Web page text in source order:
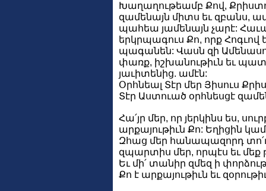
Խաղաղութեամբ Քով,
զամենայն միտս եւ զբանս,
պահեա յամենայն չարէ:
երկրպագուս Քո, որք Հոգւով
պագանեն: Վասն զի
փառք, իշխանութիւն եւ
յաւիտենից. ամէն:
Օրհնեալ Տէր մեր Յիսուս
Տէր Աստուած օրհնեսցէ
Հա՛յր մեր, որ յերկինս ես,
արքայութիւն Քո: Եղիցին
Զհաց մեր հանապազորդ
զպարտիս մեր, որպէս եւ
Եւ մի՛ տանիր զմեզ ի
Քո է արքայութիւն եւ